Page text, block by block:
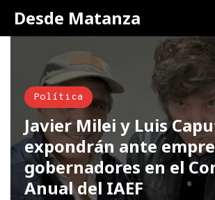
Desde Matanza
Política
Javier Milei y Luis
expondrán ante
gobernadores en el
Anual del IAEF